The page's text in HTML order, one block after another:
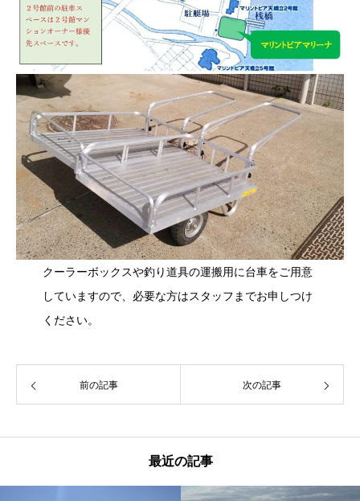
クーラーボックスや釣り道具の運搬用に台車をご用意
していますので、必要な方はスタッフまでお申しつけ
ください。
前の記事 次の記事
最近の記事